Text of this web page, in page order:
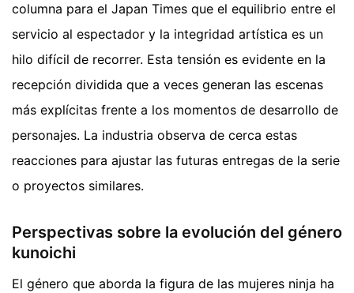
columna para el Japan Times que el equilibrio entre el
servicio al espectador y la integridad artística es un
hilo difícil de recorrer. Esta tensión es evidente en la
recepción dividida que a veces generan las escenas
más explícitas frente a los momentos de desarrollo de
personajes. La industria observa de cerca estas
reacciones para ajustar las futuras entregas de la serie
o proyectos similares.
Perspectivas sobre la evolución del género
kunoichi
El género que aborda la figura de las mujeres ninja ha